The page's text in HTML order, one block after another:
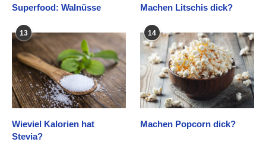
Superfood: Walnüsse Machen Litschis dick?
13
Wieviel Kalorien hat
Stevia?
14
Machen Popcorn dick?